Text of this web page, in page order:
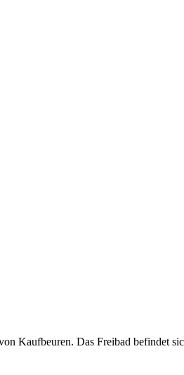
Kaufbeuren. Das Freibad befindet